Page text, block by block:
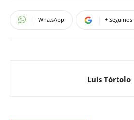
WhatsApp +
Luis Tórtolo